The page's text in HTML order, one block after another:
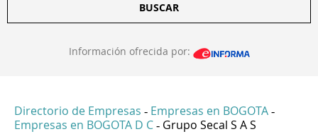
BUSCAR
Información ofrecida por:
Directorio de Empresas - Empresas en BOGOTA -
Empresas en BOGOTA D C - Grupo Secal S A S